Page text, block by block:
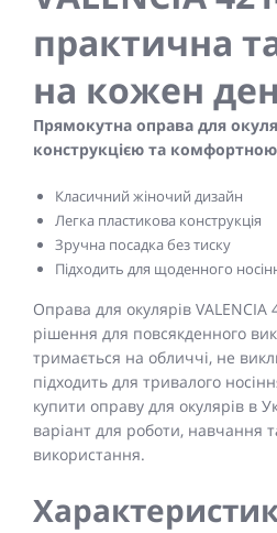
практична
на кожен
Прямокутна оправа для
конструкцією та
Класичний жіночий дизайн
Легка пластикова конструкція
Зручна посадка без тиску
Підходить для щоденного
Оправа для окулярів
рішення для повсякденного
тримається на обличчі, не
підходить для тривалого
купити оправу для окулярів в
варіант для роботи, навчання
використання.